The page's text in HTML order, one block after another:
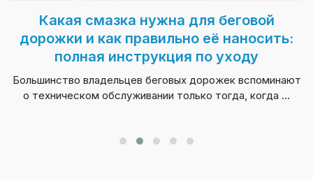
Какая смазка нужна для беговой
дорожки и как правильно её наносить:
полная инструкция по уходу
Большинство владельцев беговых дорожек вспоминают
о техническом обслуживании только тогда, когда ...